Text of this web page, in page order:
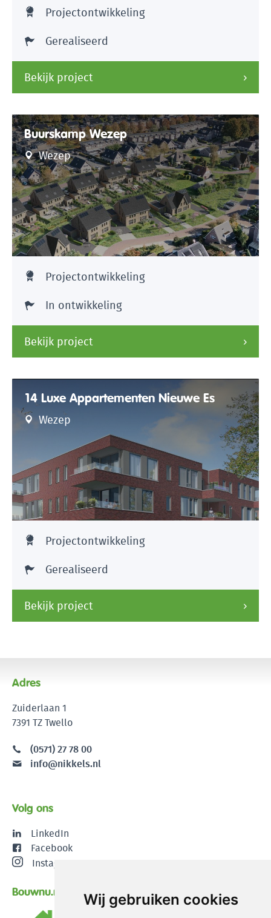
Wij gebruiken cookies
Projectontwikkeling
Gerealiseerd
Bekijk project
Buurskamp Wezep
Wezep
Projectontwikkeling
In ontwikkeling
Bekijk project
14 Luxe Appartementen Nieuwe Es
Wezep
Projectontwikkeling
Gerealiseerd
Bekijk project
Adres
Zuiderlaan 1
7391 TZ Twello
(0571) 27 78 00
info@nikkels.nl
Volg ons
LinkedIn
Facebook
Instagram
Bouwnu.nl